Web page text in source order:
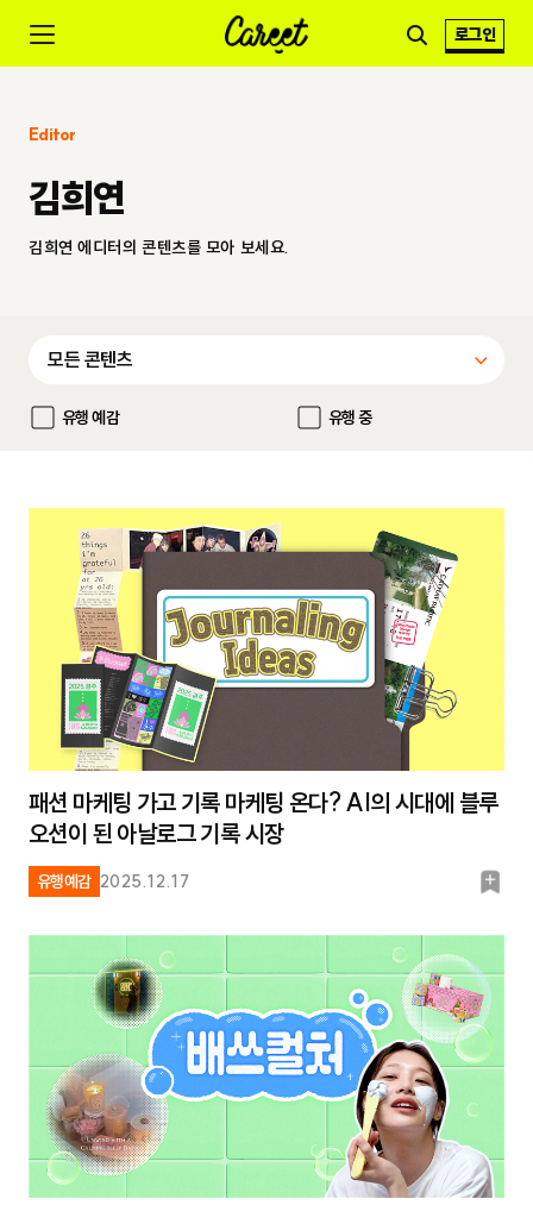
로그인
Editor
김희연
김희연 에디터의 콘텐츠를 모아 보세요.
유행 예감 유행 중
패션 마케팅 가고 기록 마케팅 온다? AI의 시대에 블루
오션이 된 아날로그 기록 시장
유행예감 2025.12.17
북